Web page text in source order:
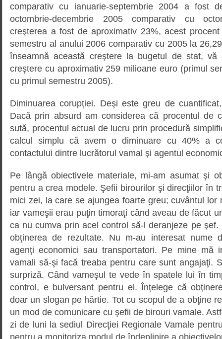
comparativ cu ianuarie-septembrie 2004 a fost
octombrie-decembrie 2005 comparativ cu
creşterea a fost de aproximativ 23%, acest
semestru al anului 2006 comparativ cu 2005 la
înseamnă această creştere la bugetul de stat,
creştere cu aproximativ 259 milioane euro (primul
cu primul semestru 2005).
Diminuarea corupţiei. Deşi este greu de
Dacă prin absurd am considerea că procentul de
sută, procentul actual de lucru prin procedură
calcul simplu că avem o diminuare cu 40% a
contactului dintre lucrătorul vamal şi agentul
Pe lângă obiectivele materiale, mi-am asumat şi
pentru a crea modele. Şefii birourilor şi direcţiilor în
mici zei, la care se ajungea foarte greu; cuvântul lor
iar vameşii erau puţin timoraţi când aveau de făcut
ca nu cumva prin acel control să-l deranjeze pe
obţinerea de rezultate. Nu m-au interesat nume
agenţi economici sau transportatori. Pe mine mă
vamali să-şi facă treaba pentru care sunt angajaţi.
surpriză. Când vameşul te vede în spatele lui în
control, e bulversant pentru el. Înţelege că
doar un slogan pe hârtie. Tot cu scopul de a obţine
un mod de comunicare cu şefii de birouri vamale.
zi de luni la sediul Direcţiei Regionale Vamale
pentru a monitoriza modul de îndeplinire a